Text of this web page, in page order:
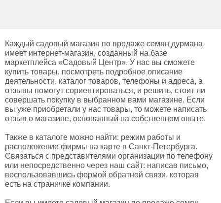
Каждый садовый магазин по продаже семян дурмана
имеет интернет-магазин, созданный на базе
маркетплейса «Садовый Центр». У нас вы сможете
купить товары, посмотреть подробное описание
деятельности, каталог товаров, телефоны и адреса, а
отзывы помогут сориентироваться, и решить, стоит ли
совершать покупку в выбранном вами магазине. Если
вы уже приобретали у нас товары, то можете написать
отзыв о магазине, основанный на собственном опыте.
Также в каталоге можно найти: режим работы и
расположение фирмы на карте в Санкт-Петербурга.
Связаться с представителями организации по телефону
или непосредственно через наш сайт: написав письмо,
воспользовавшись формой обратной связи, которая
есть на страничке компании.